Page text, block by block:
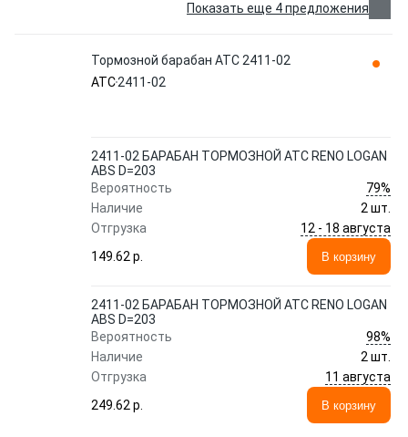
Показать еще 4 предложения
Тормозной барабан ATC 2411-02
ATC2411-02
2411-02 БАРАБАН ТОРМОЗНОЙ ATC RENO LOGAN
ABS D=203
Вероятность
79%
Наличие
2 шт.
Отгрузка
12 - 18 августа
149.62 p.
В корзину
2411-02 БАРАБАН ТОРМОЗНОЙ ATC RENO LOGAN
ABS D=203
Вероятность
98%
Наличие
2 шт.
Отгрузка
11 августа
249.62 p.
В корзину